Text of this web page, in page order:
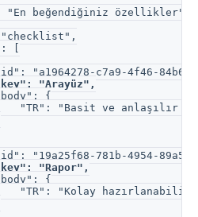
"En beğendiğiniz özellikler"
[
"a1964278-c7a9-4f46-84b6-
"Arayüz",
{
"TR": "Basit ve anlaşılır
"19a25f68-781b-4954-89a5-
"Rapor",
{
"TR": "Kolay hazırlanabilir